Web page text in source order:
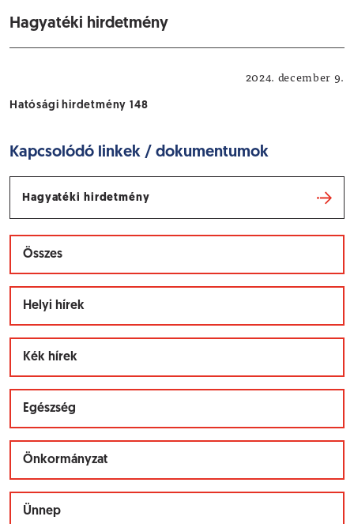
Hagyatéki hirdetmény
2024. december 9.
Hatósági hirdetmény 148
Kapcsolódó linkek / dokumentumok
Hagyatéki hirdetmény
Összes
Helyi hírek
Kék hírek
Egészség
Önkormányzat
Ünnep